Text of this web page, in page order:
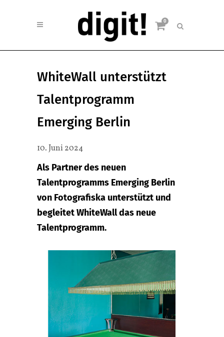
0
WhiteWall unterstützt
Talentprogramm
Emerging Berlin
10. Juni 2024
Als Partner des neuen
Talentprogramms Emerging Berlin
von Fotografiska unterstützt und
begleitet WhiteWall das neue
Talentprogramm.